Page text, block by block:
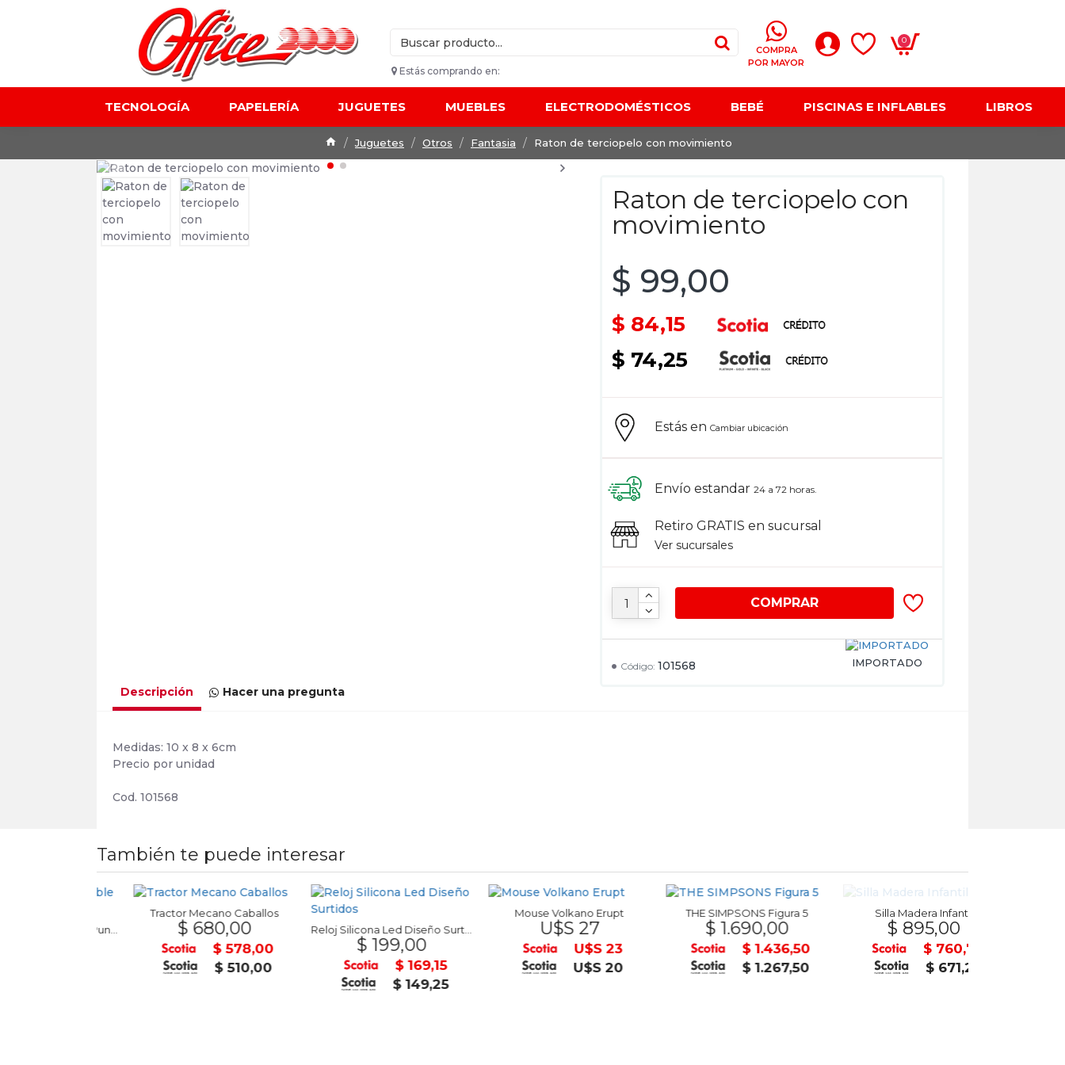
Estás comprando en:
COMPRA
POR MAYOR
0
TECNOLOGÍA PAPELERÍA JUGUETES MUEBLES ELECTRODOMÉSTICOS BEBÉ PISCINAS E INFLABLES LIBROS
Juguetes Otros Fantasia Raton de terciopelo con movimiento
Raton de terciopelo con
movimiento
Código: 101568 IMPORTADO
$ 99,00
$ 84,15
$ 74,25
COMPRAR
Estás enCambiar ubicación
Envío estandar 24 a 72 horas.
Retiro GRATIS en sucursal
Ver sucursales
Descripción Hacer una pregunta
Medidas: 10 x 8 x 6cm
Precio por unidad
Cod. 101568
También te puede interesar
Tractor Mecano Caballos
$ 680,00
$ 578,00
$ 510,00
Reloj Silicona Led Diseño Surtidos
$ 199,00
$ 169,15
$ 149,25
Mouse Volkano Erupt
U$S 27
U$S 23
U$S 20
THE SIMPSONS Figura 5
$ 1.690,00
$ 1.436,50
$ 1.267,50
Silla Madera Infantil
$ 895,00
$ 760,75
$ 671,25